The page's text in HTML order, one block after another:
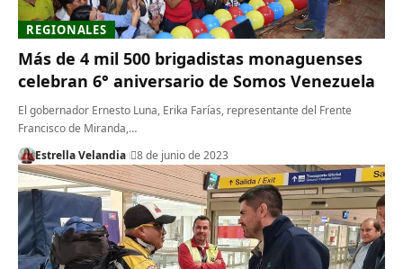
REGIONALES
Más de 4 mil 500 brigadistas monaguenses
celebran 6° aniversario de Somos Venezuela
El gobernador Ernesto Luna, Erika Farías, representante del Frente
Francisco de Miranda,…
Estrella Velandia
8 de junio de 2023